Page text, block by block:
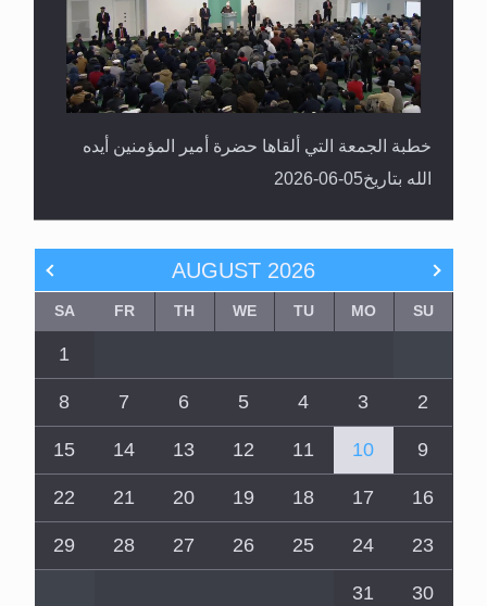
خطبة الجمعة التي ألقاها حضرة أمير المؤمنين أيده
الله بتاريخ05-06-2026
AUGUST 2026
SU
MO
TU
WE
TH
FR
SA
1
2
3
4
5
6
7
8
9
10
11
12
13
14
15
16
17
18
19
20
21
22
23
24
25
26
27
28
29
30
31